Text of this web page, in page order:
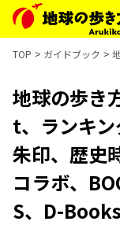
TOP ガイドブック
地球の歩き
t、ランキ
朱印、歴史
コラボ、
S、D-